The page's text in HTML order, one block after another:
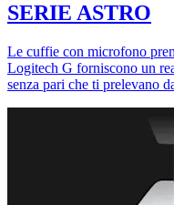
SERIE ASTRO
Le cuffie con microfono
Logitech G forniscono un
senza pari che ti prelevano